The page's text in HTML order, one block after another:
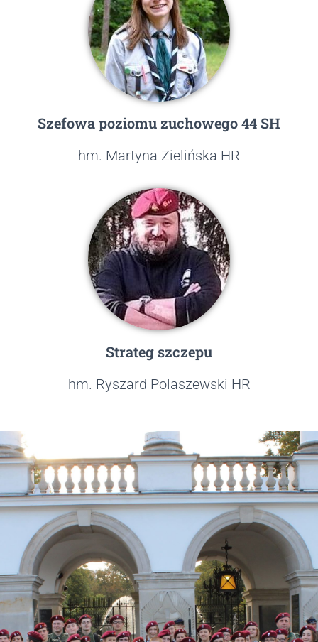
Szefowa poziomu zuchowego 44 SH
hm. Martyna Zielińska HR
Strateg szczepu
hm. Ryszard Polaszewski HR